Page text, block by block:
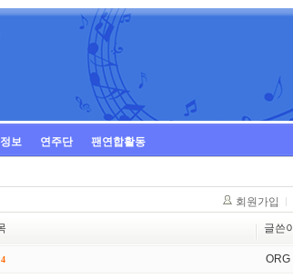
보 연주단 팬연합활동
회원가입
글쓴이
4 ORG